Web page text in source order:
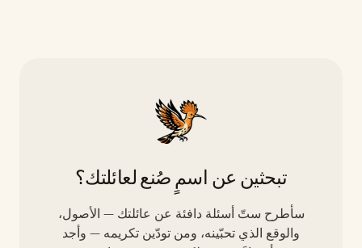
تبحثين عن اسمٍ صُنع لعائلتك؟
سأطرح ستّ أسئلة دافئة عن عائلتك — الأصول،
والوقع الذي تحبّينه، ومن تودّين تكريمه — وأجد